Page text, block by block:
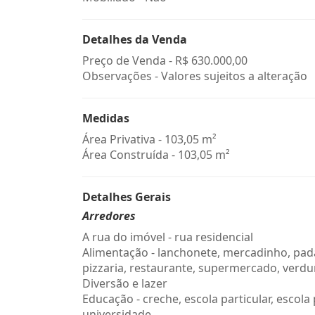
Detalhes da Venda
Preço de Venda - R$ 630.000,00
Observações - Valores sujeitos a alteração
Medidas
Área Privativa - 103,05 m²
Área Construída - 103,05 m²
Detalhes Gerais
Arredores
A rua do imóvel - rua residencial
Alimentação - lanchonete, mercadinho,
pizzaria, restaurante, supermercado,
Diversão e lazer
Educação - creche, escola particular, escola